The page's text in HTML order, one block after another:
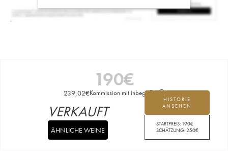
190€
239,02€Kommission mit inbegriffen
HISTORIE
ANSEHEN
STARTPREIS: 190€
SCHÄTZUNG:250€
VERKAUFT
ÄHNLICHE WEINE